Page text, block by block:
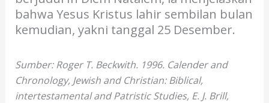
bahwa Yesus Kristus lahir sembilan bulan
kemudian, yakni tanggal 25 Desember.
Sumber: Roger T. Beckwith. 1996. Calender and
Chronology, Jewish and Christian: Biblical,
intertestamental and Patristic Studies, E. J. Brill,